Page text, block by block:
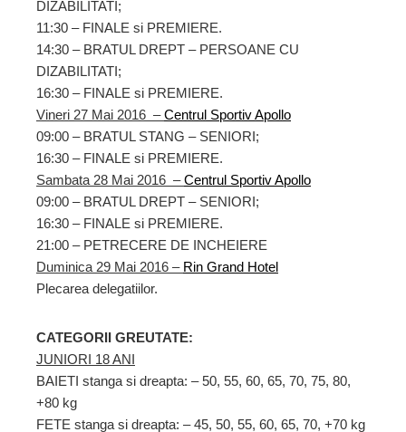
DIZABILITATI;
11:30 – FINALE si PREMIERE.
14:30 – BRATUL DREPT – PERSOANE CU
DIZABILITATI;
16:30 – FINALE si PREMIERE.
Vineri 27 Mai 2016 –Centrul Sportiv Apollo
09:00 – BRATUL STANG – SENIORI;
16:30 – FINALE si PREMIERE.
Sambata 28 Mai 2016 –Centrul Sportiv Apollo
09:00 – BRATUL DREPT – SENIORI;
16:30 – FINALE si PREMIERE.
21:00 – PETRECERE DE INCHEIERE
Duminica 29 Mai 2016 – Rin Grand Hotel
Plecarea delegatiilor.
CATEGORII GREUTATE:
JUNIORI 18 ANI
BAIETI stanga si dreapta: – 50, 55, 60, 65, 70, 75, 80,
+80 kg
FETE stanga si dreapta: – 45, 50, 55, 60, 65, 70, +70 kg